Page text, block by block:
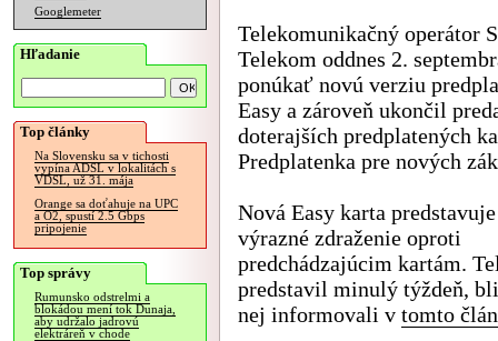
Googlemeter
Hľadanie
Top články
Na Slovensku sa v tichosti
vypína ADSL v lokalitách s
VDSL, už 31. mája
Orange sa doťahuje na UPC
a O2, spustí 2.5 Gbps
pripojenie
Top správy
Rumunsko odstrelmi a
blokádou mení tok Dunaja,
aby udržalo jadrovú
elektráreň v chode
Telekomunikačný operátor
Telekom oddnes 2.
ponúkať novú verziu
Easy a zároveň ukončil
doterajších predplatených
Predplatenka pre nových
Nová Easy karta
výrazné zdraženie oproti
predchádzajúcim kartám.
predstavil minulý týždeň,
nej informovali v tomto